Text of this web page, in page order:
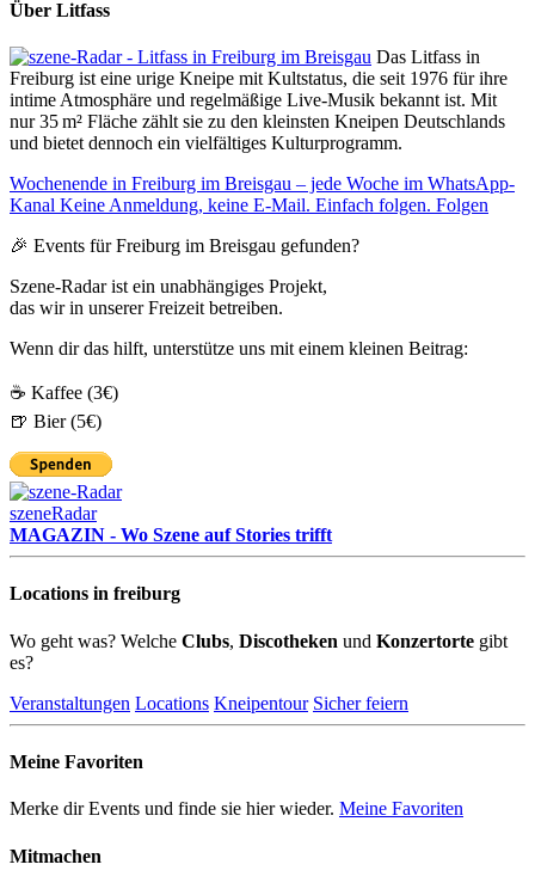
Über Litfass
Das Litfass in
Freiburg ist eine urige Kneipe mit Kultstatus, die seit 1976 für ihre
intime Atmosphäre und regelmäßige Live-Musik bekannt ist. Mit
nur 35 m² Fläche zählt sie zu den kleinsten Kneipen Deutschlands
und bietet dennoch ein vielfältiges Kulturprogramm.​
Wochenende in Freiburg im Breisgau – jede Woche im WhatsApp-
Kanal Keine Anmeldung, keine E-Mail. Einfach folgen. Folgen
🎉 Events für Freiburg im Breisgau gefunden?
Szene-Radar ist ein unabhängiges Projekt,
das wir in unserer Freizeit betreiben.
Wenn dir das hilft, unterstütze uns mit einem kleinen Beitrag:
☕ Kaffee (3€)
🍺 Bier (5€)
szeneRadar
MAGAZIN - Wo Szene auf Stories trifft
Locations in freiburg
Wo geht was? Welche Clubs, Discotheken und Konzertorte gibt
es?
Veranstaltungen Locations Kneipentour Sicher feiern
Meine Favoriten
Merke dir Events und finde sie hier wieder. Meine Favoriten
Mitmachen